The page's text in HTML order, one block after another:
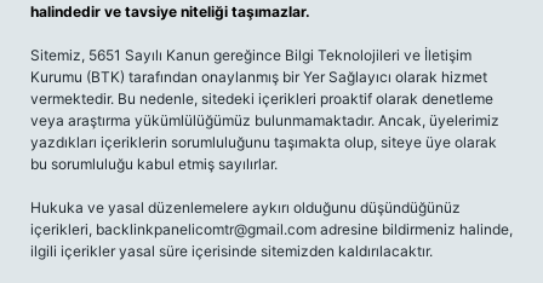
halindedir ve tavsiye niteliği taşımazlar.
Sitemiz, 5651 Sayılı Kanun gereğince Bilgi Teknolojileri ve İletişim
Kurumu (BTK) tarafından onaylanmış bir Yer Sağlayıcı olarak hizmet
vermektedir. Bu nedenle, sitedeki içerikleri proaktif olarak denetleme
veya araştırma yükümlülüğümüz bulunmamaktadır. Ancak, üyelerimiz
yazdıkları içeriklerin sorumluluğunu taşımakta olup, siteye üye olarak
bu sorumluluğu kabul etmiş sayılırlar.
Hukuka ve yasal düzenlemelere aykırı olduğunu düşündüğünüz
içerikleri, backlinkpanelicomtr@gmail.com adresine bildirmeniz halinde,
ilgili içerikler yasal süre içerisinde sitemizden kaldırılacaktır.